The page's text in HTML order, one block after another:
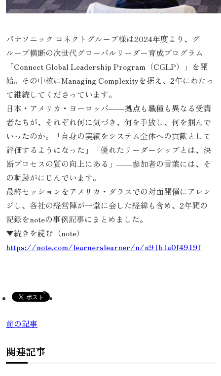
パナソニック コネクトグループ様は2024年度より、グ
ループ横断の次世代グローバルリーダー育成プログラム
「Connect Global Leadership Program（CGLP）」を開
始。その中核にManaging Complexityを据え、2年にわたっ
て継続してくださっています。
日本・アメリカ・ヨーロッパ――拠点も職種も異なる受講
者たちが、それぞれ何に気づき、何を手放し、何を掴んで
いったのか。「自身の実績をシステム全体への貢献として
評価するようになった」「優れたリーダーシップとは、決
断プロセスの質の向上にある」――参加者の言葉には、そ
の軌跡がにじんでいます。
最終セッションをアメリカ・ダラスでの対面開催にアレン
ジし、各社の経営陣が一堂に会した経緯も含め、2年間の
記録をnoteの事例記事にまとめました。
▼続きを読む（note）
https://note.com/learnerslearner/n/n91b1a0f4919f
前の記事
関連記事